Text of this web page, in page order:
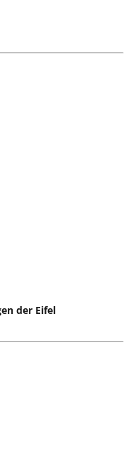
der Eifel